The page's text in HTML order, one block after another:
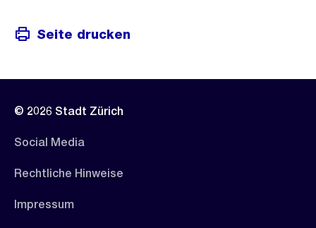
Seite drucken
© 2026 Stadt Zürich
Social Media
Rechtliche Hinweise
Impressum